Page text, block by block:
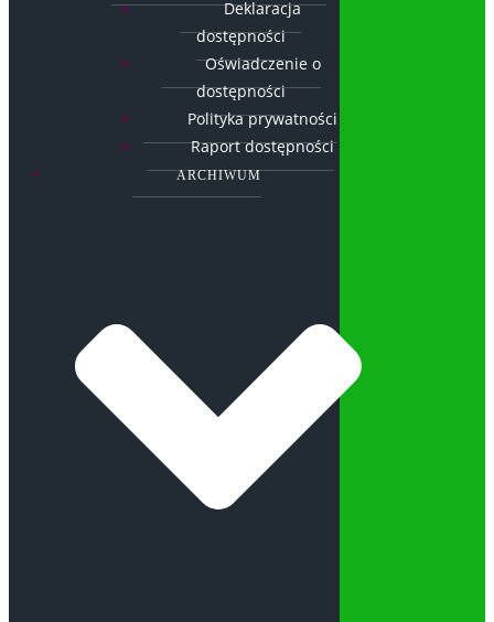
Deklaracja
dostępności
Oświadczenie o
dostępności
Polityka prywatności
Raport dostępności
ARCHIWUM